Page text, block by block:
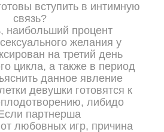
вступить в интимную
связь?
наибольший процент
желания у
на третий день
цикла, а также в период
данное явление
девушки готовятся к
либидо
партнерша
любовных игр, причина